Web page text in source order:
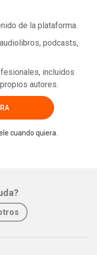
de la plataforma.
podcasts,
incluidos
autores.
cuando quiera.